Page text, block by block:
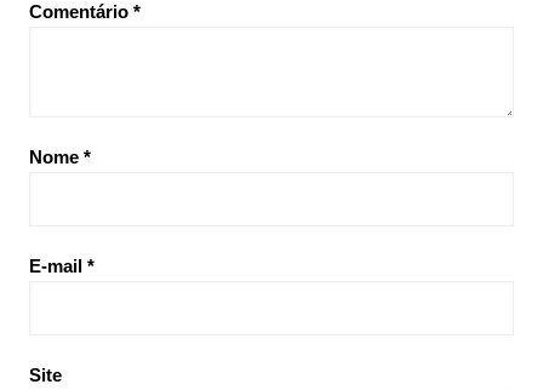
Comentário *
Nome *
E-mail *
Site